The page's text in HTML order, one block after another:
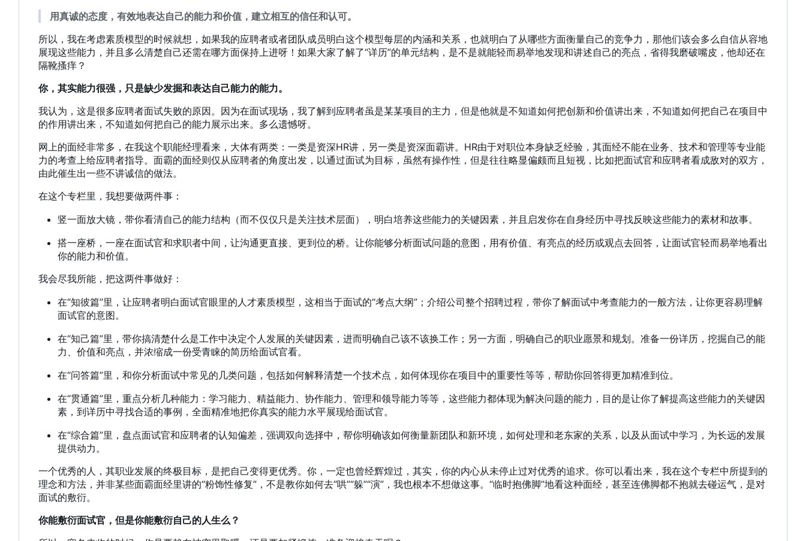
用真诚的态度，有效地表达自己的能力和价值，建立相互的信任和认可。
所以，我在考虑素质模型的时候就想，如果我的应聘者或者团队成员明白这个模型每层的内涵和关系，也就明白了从哪些方面衡量自己的竞争力，那他们该会多么自信从容地
展现这些能力，并且多么清楚自己还需在哪方面保持上进呀！如果大家了解了“详历”的单元结构，是不是就能轻而易举地发现和讲述自己的亮点，省得我磨破嘴皮，他却还在
隔靴搔痒？
你，其实能力很强，只是缺少发掘和表达自己能力的能力。
我认为，这是很多应聘者面试失败的原因。因为在面试现场，我了解到应聘者虽是某某项目的主力，但是他就是不知道如何把创新和价值讲出来，不知道如何把自己在项目中
的作用讲出来，不知道如何把自己的能力展示出来。多么遗憾呀。
网上的面经非常多 ， 在我这个职能经理看来 ， 大体有两类 ： 一类是资深HR讲 ， 另一类是资深面霸讲。HR由于对职位本身缺乏经验 ， 其面经不能在业务、技术和管理等专业能
力的考查上给应聘者指导。面霸的面经则仅从应聘者的角度出发 ， 以通过面试为目标 ， 虽然有操作性 ， 但是往往略显偏颇而且短视 ， 比如把面试官和应聘者看成敌对的双方 ，
由此催生出一些不讲诚信的做法。
在这个专栏里，我想要做两件事：
竖一面放大镜，带你看清自己的能力结构（而不仅仅只是关注技术层面），明白培养这些能力的关键因素，并且启发你在自身经历中寻找反映这些能力的素材和故事。
搭一座桥，一座在面试官和求职者中间，让沟通更直接、更到位的桥。让你能够分析面试问题的意图，用有价值、有亮点的经历或观点去回答，让面试官轻而易举地看出
你的能力和价值。
我会尽我所能，把这两件事做好：
在“知彼篇”里，让应聘者明白面试官眼里的人才素质模型，这相当于面试的“考点大纲”；介绍公司整个招聘过程，带你了解面试中考查能力的一般方法，让你更容易理解
面试官的意图。
在“知己篇”里，带你搞清楚什么是工作中决定个人发展的关键因素，进而明确自己该不该换工作；另一方面，明确自己的职业愿景和规划。准备一份详历，挖掘自己的能
力、价值和亮点，并浓缩成一份受青睐的简历给面试官看。
在“问答篇”里，和你分析面试中常见的几类问题，包括如何解释清楚一个技术点，如何体现你在项目中的重要性等等，帮助你回答得更加精准到位。
在“贯通篇”里，重点分析几种能力：学习能力、精益能力、协作能力、管理和领导能力等等，这些能力都体现为解决问题的能力，目的是让你了解提高这些能力的关键因
素，到详历中寻找合适的事例，全面精准地把你真实的能力水平展现给面试官。
在“综合篇”里，盘点面试官和应聘者的认知偏差，强调双向选择中，帮你明确该如何衡量新团队和新环境，如何处理和老东家的关系，以及从面试中学习，为长远的发展
提供动力。
一个优秀的人，其职业发展的终极目标，是把自己变得更优秀。你，一定也曾经辉煌过，其实，你的内心从未停止过对优秀的追求。你可以看出来，我在这个专栏中所提到的
理念和方法，并非某些面霸面经里讲的“粉饰性修复”，不是教你如何去“哄”“躲”“演”，我也根本不想做这事。“临时抱佛脚”地看这种面经，甚至连佛脚都不抱就去碰运气，是对
面试的敷衍。
你能敷衍面试官，但是你能敷衍自己的人生么？